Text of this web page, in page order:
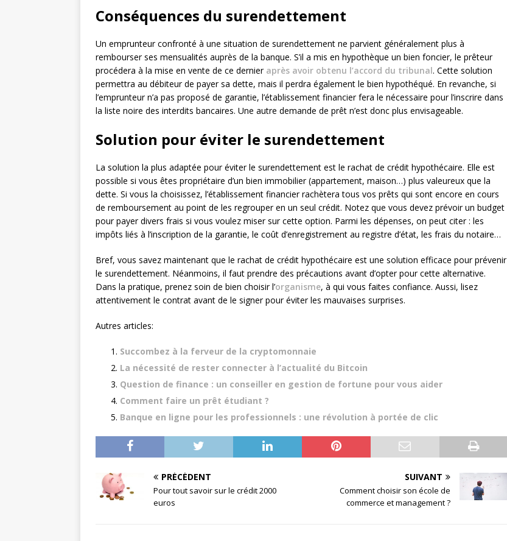
Conséquences du surendettement
Un emprunteur confronté à une situation de surendettement ne parvient généralement plus à
rembourser ses mensualités auprès de la banque. S’il a mis en hypothèque un bien foncier, le prêteur
procédera à la mise en vente de ce dernier après avoir obtenu l’accord du tribunal. Cette solution
permettra au débiteur de payer sa dette, mais il perdra également le bien hypothéqué. En revanche, si
l’emprunteur n’a pas proposé de garantie, l’établissement financier fera le nécessaire pour l’inscrire dans
la liste noire des interdits bancaires. Une autre demande de prêt n’est donc plus envisageable.
Solution pour éviter le surendettement
La solution la plus adaptée pour éviter le surendettement est le rachat de crédit hypothécaire. Elle est
possible si vous êtes propriétaire d’un bien immobilier (appartement, maison…) plus valeureux que la
dette. Si vous la choisissez, l’établissement financier rachètera tous vos prêts qui sont encore en cours
de remboursement au point de les regrouper en un seul crédit. Notez que vous devez prévoir un budget
pour payer divers frais si vous voulez miser sur cette option. Parmi les dépenses, on peut citer : les
impôts liés à l’inscription de la garantie, le coût d’enregistrement au registre d’état, les frais du notaire…
Bref, vous savez maintenant que le rachat de crédit hypothécaire est une solution efficace pour prévenir
le surendettement. Néanmoins, il faut prendre des précautions avant d’opter pour cette alternative.
Dans la pratique, prenez soin de bien choisir l’organisme, à qui vous faites confiance. Aussi, lisez
attentivement le contrat avant de le signer pour éviter les mauvaises surprises.
Autres articles:
Succombez à la ferveur de la cryptomonnaie
La nécessité de rester connecter à l’actualité du Bitcoin
Question de finance : un conseiller en gestion de fortune pour vous aider
Comment faire un prêt étudiant ?
Banque en ligne pour les professionnels : une révolution à portée de clic
PRÉCÉDENT
Pour tout savoir sur le crédit 2000
euros
SUIVANT
Comment choisir son école de
commerce et management ?